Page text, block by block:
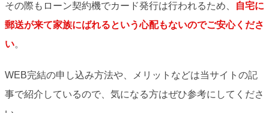
その際もローン契約機でカード発行は行われるため、
自宅に
郵送が来て家族にばれるという心配もないのでご安心くださ
い。
WEB完結の申し込み方法や、メリットなどは当サイトの記
事で紹介しているので、気になる方はぜひ参考にしてくださ